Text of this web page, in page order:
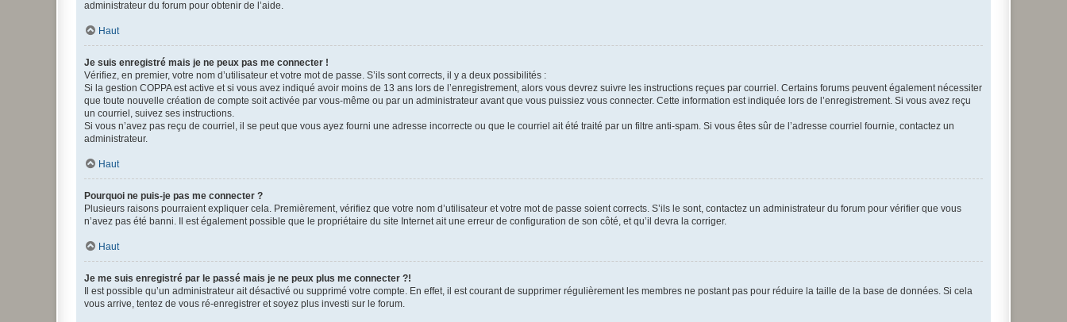
administrateur du forum pour obtenir de l’aide.
Haut
Je suis enregistré mais je ne peux pas me connecter !
Vérifiez, en premier, votre nom d’utilisateur et votre mot de passe. S’ils sont corrects, il y a deux possibilités :
Si la gestion COPPA est active et si vous avez indiqué avoir moins de 13 ans lors de l’enregistrement, alors vous devrez suivre les instructions reçues par courriel. Certains forums peuvent également nécessiter
que toute nouvelle création de compte soit activée par vous-même ou par un administrateur avant que vous puissiez vous connecter. Cette information est indiquée lors de l’enregistrement. Si vous avez reçu
un courriel, suivez ses instructions.
Si vous n’avez pas reçu de courriel, il se peut que vous ayez fourni une adresse incorrecte ou que le courriel ait été traité par un filtre anti-spam. Si vous êtes sûr de l’adresse courriel fournie, contactez un
administrateur.
Haut
Pourquoi ne puis-je pas me connecter ?
Plusieurs raisons pourraient expliquer cela. Premièrement, vérifiez que votre nom d’utilisateur et votre mot de passe soient corrects. S’ils le sont, contactez un administrateur du forum pour vérifier que vous
n’avez pas été banni. Il est également possible que le propriétaire du site Internet ait une erreur de configuration de son côté, et qu’il devra la corriger.
Haut
Je me suis enregistré par le passé mais je ne peux plus me connecter ?!
Il est possible qu’un administrateur ait désactivé ou supprimé votre compte. En effet, il est courant de supprimer régulièrement les membres ne postant pas pour réduire la taille de la base de données. Si cela
vous arrive, tentez de vous ré-enregistrer et soyez plus investi sur le forum.